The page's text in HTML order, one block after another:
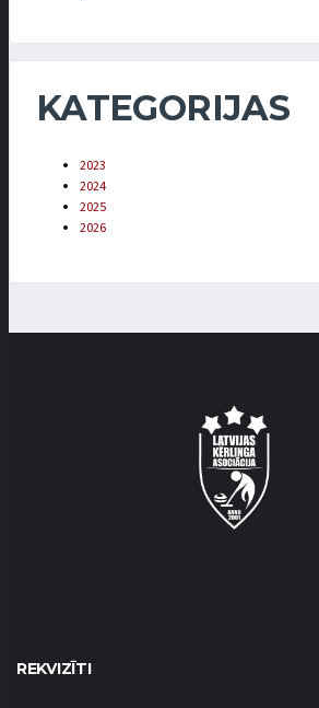
KATEGORIJAS
2023
2024
2025
2026
REKVIZĪTI